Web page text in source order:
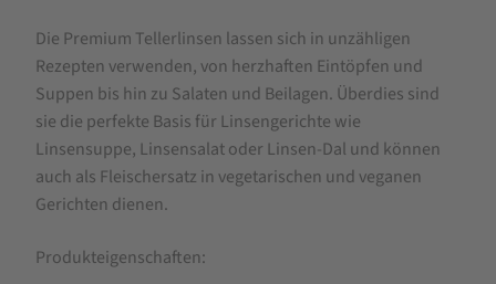
Die Premium Tellerlinsen lassen sich in unzähligen
Rezepten verwenden, von herzhaften Eintöpfen und
Suppen bis hin zu Salaten und Beilagen. Überdies sind
sie die perfekte Basis für Linsengerichte wie
Linsensuppe, Linsensalat oder Linsen-Dal und können
auch als Fleischersatz in vegetarischen und veganen
Gerichten dienen.
Produkteigenschaften: